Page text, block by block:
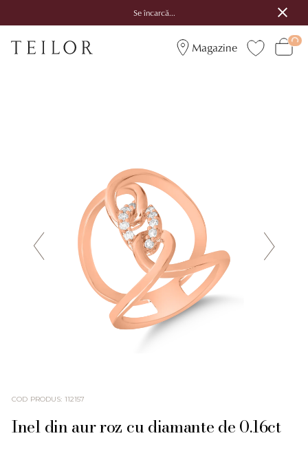
Se încarcă...
Magazine
COD PRODUS: 112157
Inel din aur roz cu diamante de 0.16ct